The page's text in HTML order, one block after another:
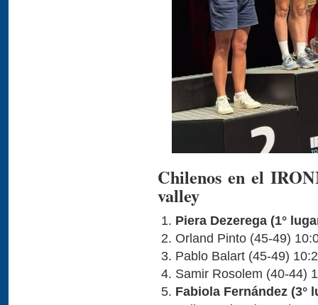
Chilenos en el
valley
Piera Dezerega (1°
Orland Pinto (45-49)
Pablo Balart (45-49)
Samir Rosolem (40-44)
Fabiola Fernández (3°